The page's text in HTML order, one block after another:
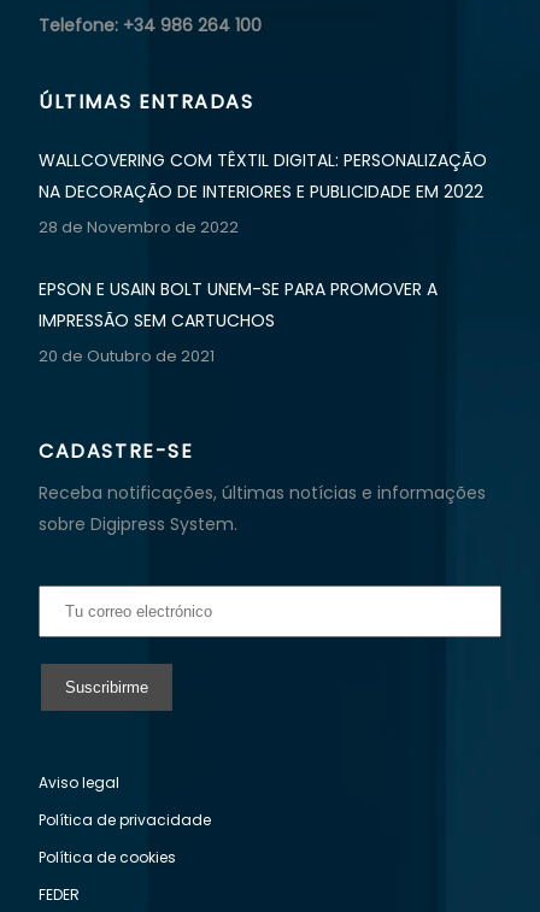
Telefone: +34 986 264 100
ÚLTIMAS ENTRADAS
WALLCOVERING COM TÊXTIL DIGITAL: PERSONALIZAÇÃO
NA DECORAÇÃO DE INTERIORES E PUBLICIDADE EM 2022
28 de Novembro de 2022
EPSON E USAIN BOLT UNEM-SE PARA PROMOVER A
IMPRESSÃO SEM CARTUCHOS
20 de Outubro de 2021
CADASTRE-SE
Receba notificações, últimas notícias e informações
sobre Digipress System.
Aviso legal
Política de privacidade
Política de cookies
FEDER